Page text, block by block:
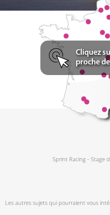
Cliquez
proche
Sprint Racing - Stage
Les autres sujets qui pourraient vous